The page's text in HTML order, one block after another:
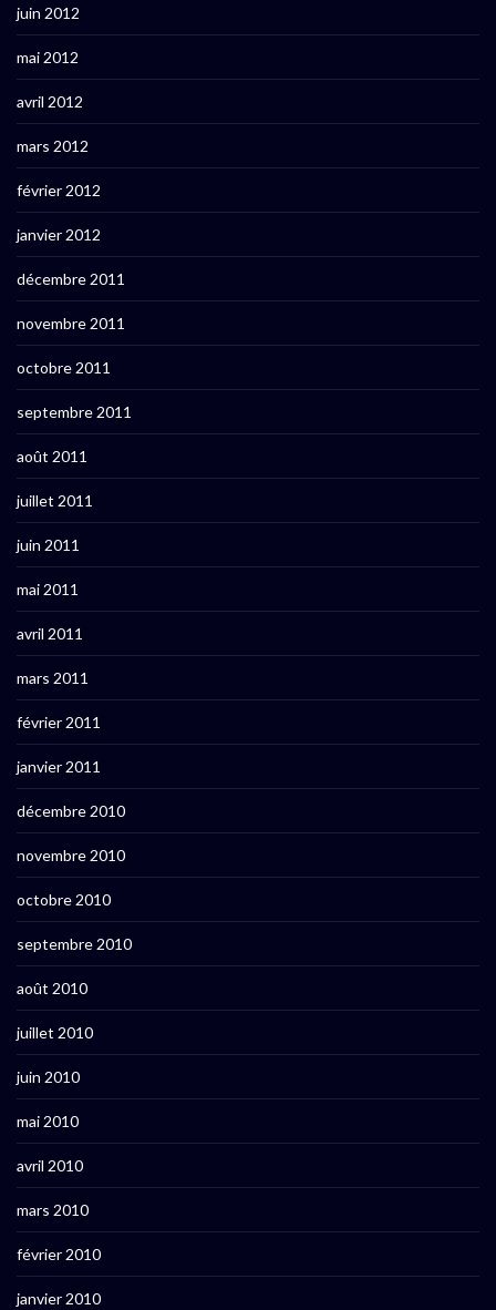
juin 2012
mai 2012
avril 2012
mars 2012
février 2012
janvier 2012
décembre 2011
novembre 2011
octobre 2011
septembre 2011
août 2011
juillet 2011
juin 2011
mai 2011
avril 2011
mars 2011
février 2011
janvier 2011
décembre 2010
novembre 2010
octobre 2010
septembre 2010
août 2010
juillet 2010
juin 2010
mai 2010
avril 2010
mars 2010
février 2010
janvier 2010